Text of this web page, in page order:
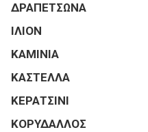
ΔΡΑΠΕΤΣΩΝΑ
ΙΛΙΟΝ
ΚΑΜΙΝΙΑ
ΚΑΣΤΕΛΛΑ
ΚΕΡΑΤΣΙΝΙ
ΚΟΡΥΔΑΛΛΟΣ